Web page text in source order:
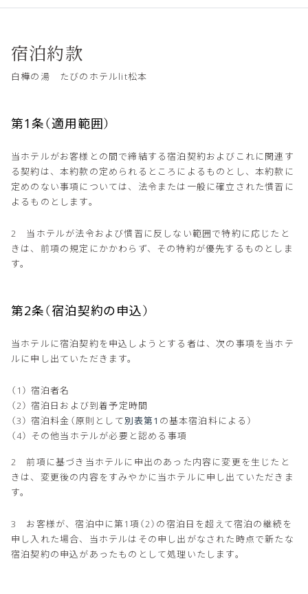
宿泊約款
白樺の湯 たびのホテルlit松本
第1条（適用範囲）
当ホテルがお客様との間で締結する宿泊契約およびこれに関連す
る契約は、本約款の定められるところによるものとし、本約款に
定めのない事項については、法令または一般に確立された慣習に
よるものとします。
2 当ホテルが法令および慣習に反しない範囲で特約に応じたと
きは、前項の規定にかかわらず、その特約が優先するものとしま
す。
第2条（宿泊契約の申込）
当ホテルに宿泊契約を申込しようとする者は、次の事項を当ホテ
ルに申し出ていただきます。
宿泊者名
宿泊日および到着予定時間
宿泊料金（原則として別表第1 の基本宿泊料による）
その他当ホテルが必要と認める事項
2 前項に基づき当ホテルに申出のあった内容に変更を生じたと
きは、変更後の内容をすみやかに当ホテルに申し出ていただきま
す。
3 お客様が、宿泊中に第1項（2）の宿泊日を超えて宿泊の継続を
申し入れた場合、当ホテルはその申し出がなされた時点で新たな
宿泊契約の申込があったものとして処理いたします。